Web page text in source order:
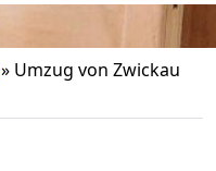
» Umzug von Zwickau